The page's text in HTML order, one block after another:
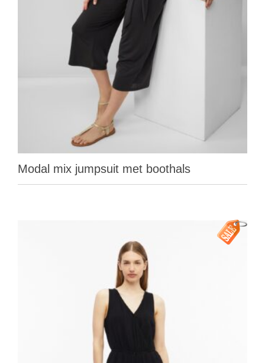
Modal mix jumpsuit met boothals